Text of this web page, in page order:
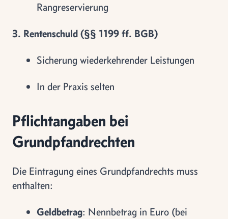
Rangreservierung
3. Rentenschuld (§§ 1199 ff. BGB)
Sicherung wiederkehrender Leistungen
In der Praxis selten
Pflichtangaben bei
Grundpfandrechten
Die Eintragung eines Grundpfandrechts muss
enthalten:
Geldbetrag: Nennbetrag in Euro (bei